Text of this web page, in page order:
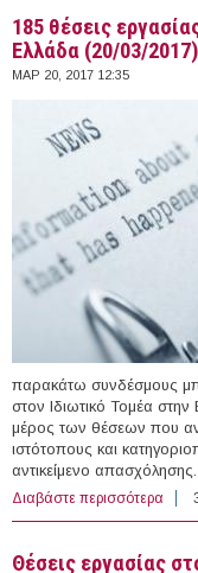
185 θέσεις
Ελλάδα (20/03/2017)
ΜΑΡ 20, 2017 12:35
παρακάτω συνδέσμους
στον Ιδιωτικό Τομέα
μέρος των θέσεων που
ιστότοπους και
αντικείμενο απασχόλησης.
Διαβάστε περισσότερα για
Θέσεις εργασίας